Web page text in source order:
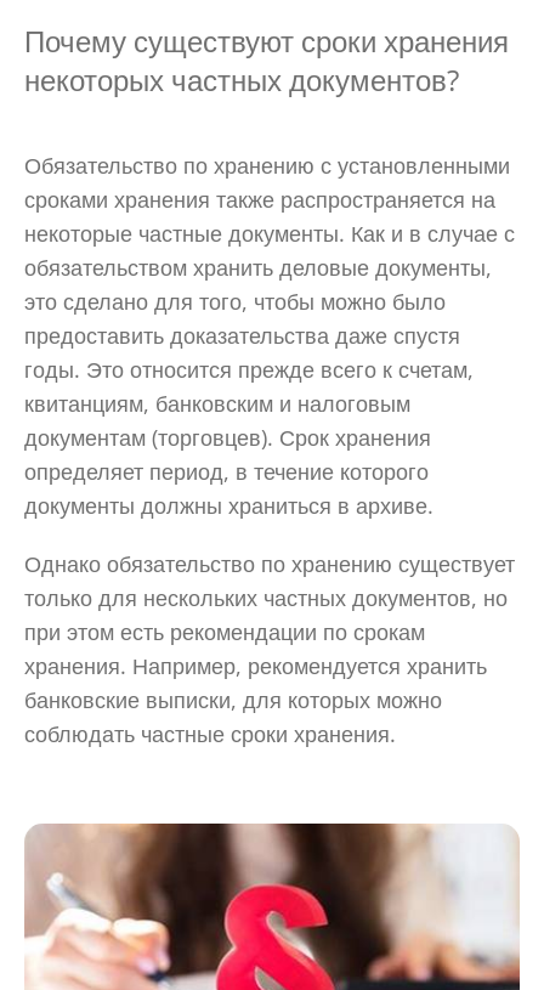
Почему существуют сроки хранения
некоторых частных документов?
Обязательство по хранению с установленными
сроками хранения также распространяется на
некоторые частные документы. Как и в случае с
обязательством хранить деловые документы,
это сделано для того, чтобы можно было
предоставить доказательства даже спустя
годы. Это относится прежде всего к счетам,
квитанциям, банковским и налоговым
документам (торговцев). Срок хранения
определяет период, в течение которого
документы должны храниться в архиве.
Однако обязательство по хранению существует
только для нескольких частных документов, но
при этом есть рекомендации по срокам
хранения. Например, рекомендуется хранить
банковские выписки, для которых можно
соблюдать частные сроки хранения.